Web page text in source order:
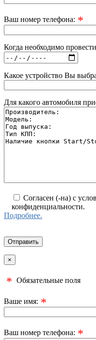
Ваш номер телефона: *
Когда необходимо
Какое устройство Вы
Для какого автомобиля
Согласен (-на) с
конфиденциальности.
Подробнее.
×
* Обязательные поля
Ваше имя: *
Ваш номер телефона: *